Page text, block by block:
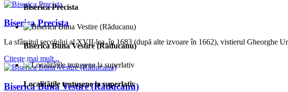
Biserica Precista
La sfârşitul secolului al XVII-lea, în 1683 (după alte izvoare în 1662), vistierul Gheorghe
Citeşte mai mult...
Biserica Buna Vestire (Răducanu)
Biserica Precista
Biserica Buna Vestire (Răducanu)
Localităţile trotuşene la superlativ